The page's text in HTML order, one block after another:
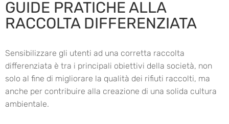
GUIDE PRATICHE ALLA
RACCOLTA DIFFERENZIATA
Sensibilizzare gli utenti ad una corretta raccolta
differenziata è tra i principali obiettivi della società, non
solo al fine di migliorare la qualità dei rifiuti raccolti, ma
anche per contribuire alla creazione di una solida cultura
ambientale.